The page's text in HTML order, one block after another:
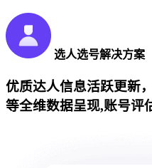
选人选号解决方案
优质达人信息活跃更新
等全维数据呈现,账号评